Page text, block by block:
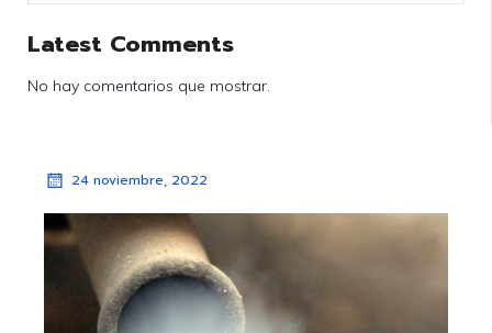
Latest Comments
No hay comentarios que mostrar.
24 noviembre, 2022